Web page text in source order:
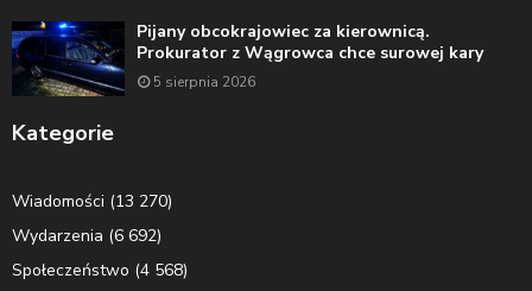
Pijany obcokrajowiec za kierownicą.
Prokurator z Wągrowca chce surowej kary
5 sierpnia 2026
Kategorie
Wiadomości (13 270)
Wydarzenia (6 692)
Społeczeństwo (4 568)